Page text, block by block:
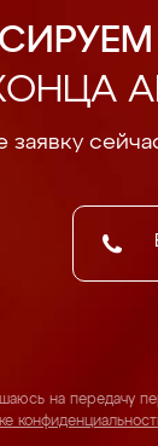
заявку
на передачу